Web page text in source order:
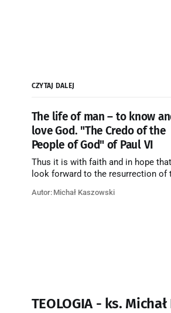
CZYTAJ DALEJ
The life of man – to know
love God. "The Credo of the
People of God" of Paul VI
Thus it is with faith and in hope
look forward to the resurrection of
Blessed be God Thrice Holy. Amen. ←
Autor: Michał Kaszowski
TEOLOGIA - ks.